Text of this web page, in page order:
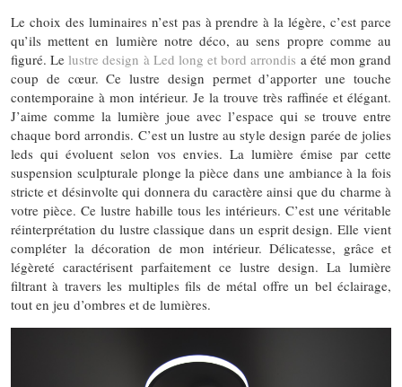
Le choix des luminaires n’est pas à prendre à la légère, c’est parce
qu’ils mettent en lumière notre déco, au sens propre comme au
figuré. Le lustre design à Led long et bord arrondis a été mon grand
coup de cœur. Ce lustre design permet d’apporter une touche
contemporaine à mon intérieur. Je la trouve très raffinée et élégant.
J’aime comme la lumière joue avec l’espace qui se trouve entre
chaque bord arrondis. C’est un lustre au style design parée de jolies
leds qui évoluent selon vos envies. La lumière émise par cette
suspension sculpturale plonge la pièce dans une ambiance à la fois
stricte et désinvolte qui donnera du caractère ainsi que du charme à
votre pièce. Ce lustre habille tous les intérieurs. C’est une véritable
réinterprétation du lustre classique dans un esprit design. Elle vient
compléter la décoration de mon intérieur. Délicatesse, grâce et
légèreté caractérisent parfaitement ce lustre design. La lumière
filtrant à travers les multiples fils de métal offre un bel éclairage,
tout en jeu d’ombres et de lumières.